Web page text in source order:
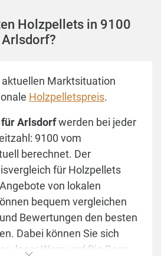
Holzpellets in 9100
Arlsdorf?
Marktsituation
Holzpelletspreis.
Arlsdorfwerden bei jeder
9100 vom
berechnet. Der
für Holzpellets
von lokalen
bequem vergleichen
Bewertungen den besten
Dabei können Sie sich
loser Ware und Big Bags